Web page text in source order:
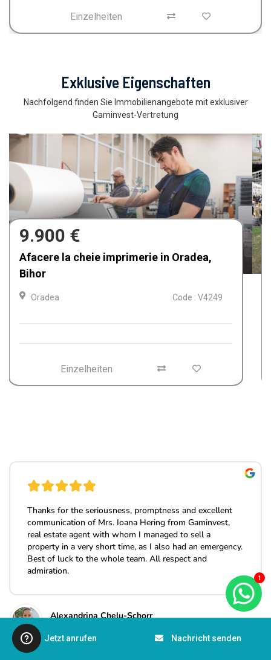
1
Einzelheiten
Exklusive Eigenschaften
Nachfolgend finden Sie Immobilienangebote mit exklusiver
Gaminvest-Vertretung
680.000 €
Afacere la cheie de vânzare Fabrica de
Textile in Dolj, Romania
Craiova Code : V4212
Einzelheiten
Jetzt anrufen Nachricht senden